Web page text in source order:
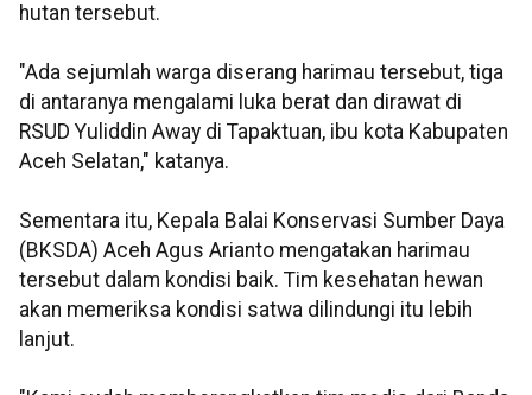
hutan tersebut.
"Ada sejumlah warga diserang harimau tersebut, tiga
di antaranya mengalami luka berat dan dirawat di
RSUD Yuliddin Away di Tapaktuan, ibu kota Kabupaten
Aceh Selatan," katanya.
Sementara itu, Kepala Balai Konservasi Sumber Daya
(BKSDA) Aceh Agus Arianto mengatakan harimau
tersebut dalam kondisi baik. Tim kesehatan hewan
akan memeriksa kondisi satwa dilindungi itu lebih
lanjut.